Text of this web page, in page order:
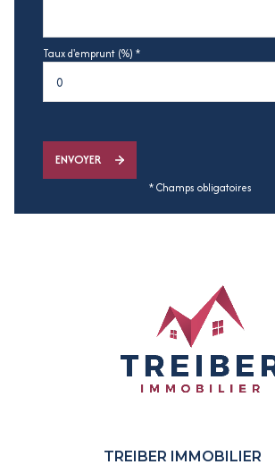
Taux d'emprunt (%) *
ENVOYER
* Champs obligatoires
TREIBER IMMOBILIER